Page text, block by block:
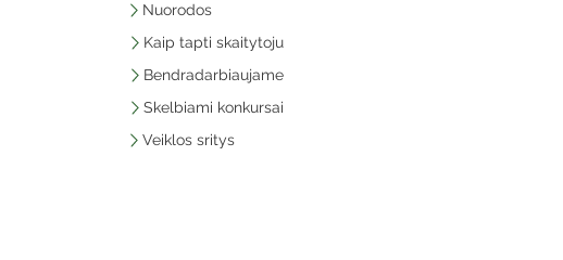
Nuorodos
Kaip tapti skaitytoju
Bendradarbiaujame
Skelbiami konkursai
Veiklos sritys